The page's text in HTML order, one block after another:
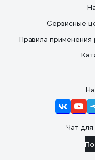
Сервисные
Правила применения
Чат для